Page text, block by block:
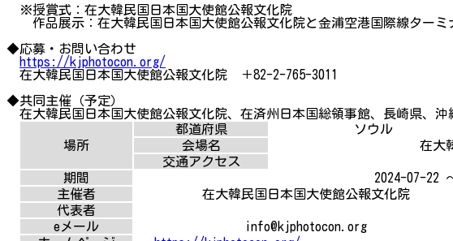
※授賞式：在大韓民国日本国大使館公報文化院
作品展示：在大韓民国日本国大使館公報文化院と金浦空港国際線ターミ
◆応募・お問い合わせ
https://kjphotocon.org/
在大韓民国日本国大使館公報文化院 ＋82-2-765-3011
◆共同主催（予定）
在大韓民国日本国大使館公報文化院、在済州日本国総領事館、長崎県、
場所
都道府県 ソウル
会場名
在大
交通アクセス
期間
2024-07-22
主催者
在大韓民国日本国大使館公報文化院
代表者
eメール
info@kjphotocon.org